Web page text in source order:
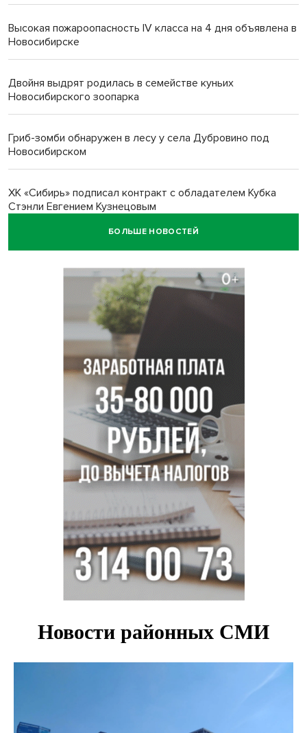
Высокая пожароопасность IV класса на 4 дня объявлена в
Новосибирске
Двойня выдрят родилась в семействе куньих
Новосибирского зоопарка
Гриб-зомби обнаружен в лесу у села Дубровино под
Новосибирском
ХК «Сибирь» подписал контракт с обладателем Кубка
Стэнли Евгением Кузнецовым
БОЛЬШЕ НОВОСТЕЙ